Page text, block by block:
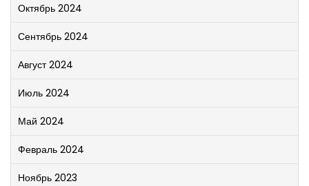
Октябрь 2024
Сентябрь 2024
Август 2024
Июль 2024
Май 2024
Февраль 2024
Ноябрь 2023